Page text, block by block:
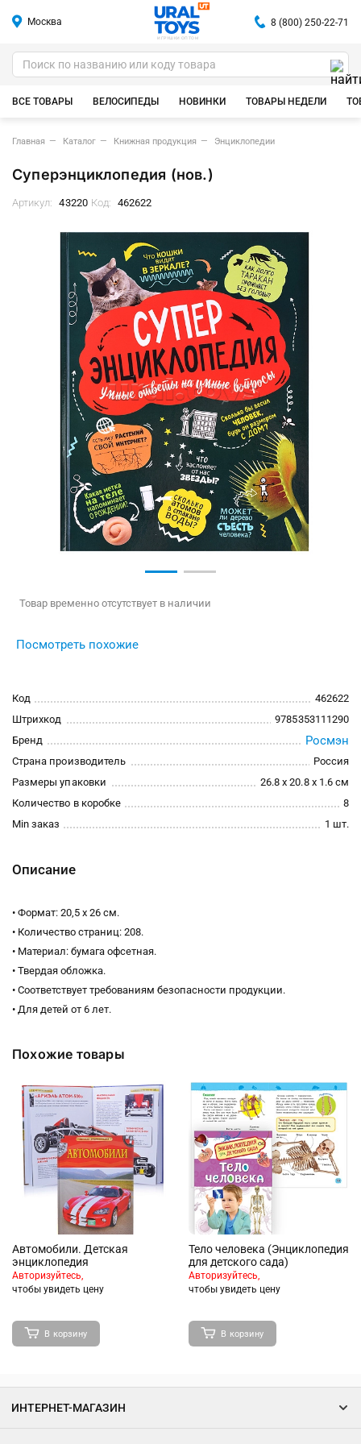
Москва
ИГРУШКИ ОПТОМ
8 (800) 250-22-71
ВСЕ ТОВАРЫ ВЕЛОСИПЕДЫ НОВИНКИ ТОВАРЫ НЕДЕЛИ
Главная Каталог Книжная продукция Энциклопедии
Суперэнциклопедия (нов.)
Артикул: 43220 Код: 462622
Товар временно отсутствует в наличии
Посмотреть похожие
Код
462622
Штрихкод
9785353111290
Бренд
Росмэн
Страна производитель
Россия
Размеры упаковки
26.8 x 20.8 x 1.6 см
Количество в коробке
8
Min заказ
1 шт.
Описание
• Формат: 20,5 х 26 см.
• Количество страниц: 208.
• Материал: бумага офсетная.
• Твердая обложка.
• Соответствует требованиям безопасности продукции.
• Для детей от 6 лет.
Похожие товары
Автомобили. Детская
энциклопедия
Авторизуйтесь,
чтобы увидеть цену
В корзину
Тело человека (Энциклопедия
для детского сада)
Авторизуйтесь,
чтобы увидеть цену
В корзину
ИНТЕРНЕТ-МАГАЗИН